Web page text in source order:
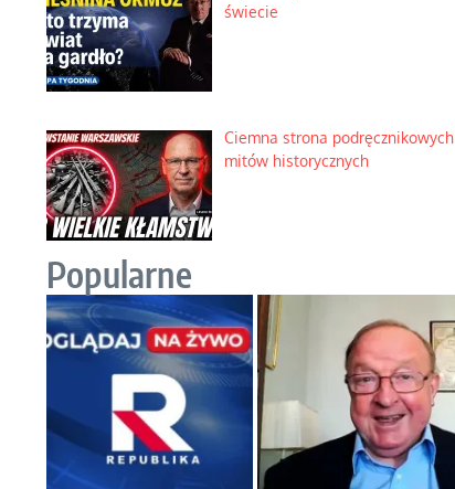
świecie
Ciemna strona podręcznikowych
mitów historycznych
Popularne